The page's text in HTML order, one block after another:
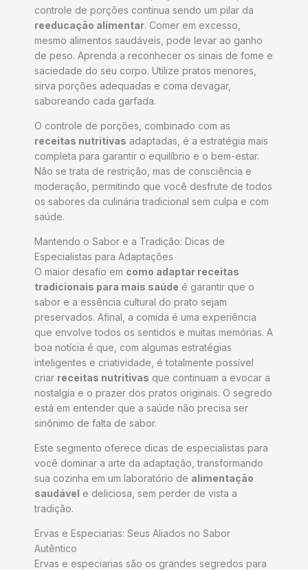
controle de porções continua sendo um pilar da
reeducação alimentar. Comer em excesso,
mesmo alimentos saudáveis, pode levar ao ganho
de peso. Aprenda a reconhecer os sinais de fome e
saciedade do seu corpo. Utilize pratos menores,
sirva porções adequadas e coma devagar,
saboreando cada garfada.
O controle de porções, combinado com as
receitas nutritivas adaptadas, é a estratégia mais
completa para garantir o equilíbrio e o bem-estar.
Não se trata de restrição, mas de consciência e
moderação, permitindo que você desfrute de todos
os sabores da culinária tradicional sem culpa e com
saúde.
Mantendo o Sabor e a Tradição: Dicas de
Especialistas para Adaptações
O maior desafio em como adaptar receitas
tradicionais para mais saúde é garantir que o
sabor e a essência cultural do prato sejam
preservados. Afinal, a comida é uma experiência
que envolve todos os sentidos e muitas memórias. A
boa notícia é que, com algumas estratégias
inteligentes e criatividade, é totalmente possível
criar receitas nutritivas que continuam a evocar a
nostalgia e o prazer dos pratos originais. O segredo
está em entender que a saúde não precisa ser
sinônimo de falta de sabor.
Este segmento oferece dicas de especialistas para
você dominar a arte da adaptação, transformando
sua cozinha em um laboratório de alimentação
saudável e deliciosa, sem perder de vista a
tradição.
Ervas e Especiarias: Seus Aliados no Sabor
Autêntico
Ervas e especiarias são os grandes segredos para